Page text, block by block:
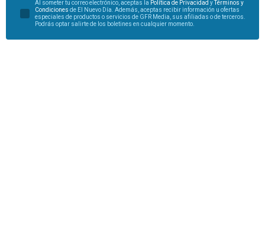
Al someter tu correo electrónico, aceptas la Política de Privacidad y
Términos y
Condiciones de El Nuevo Día. Además, aceptas recibir información u ofertas
especiales de productos o servicios de GFR Media, sus afiliadas o de terceros.
Podrás optar salirte de los boletines en cualquier momento.